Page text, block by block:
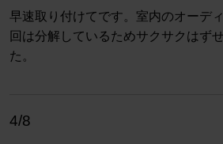
早速取り付けてです。室内のオーデ
回は分解しているためサクサクはず
た。
4/8